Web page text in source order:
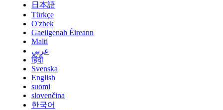
日本語
Türkçe
O'zbek
Gaeilgenah Éireann
Malti
عربي
हिंदी
Svenska
English
suomi
slovenčina
한국어